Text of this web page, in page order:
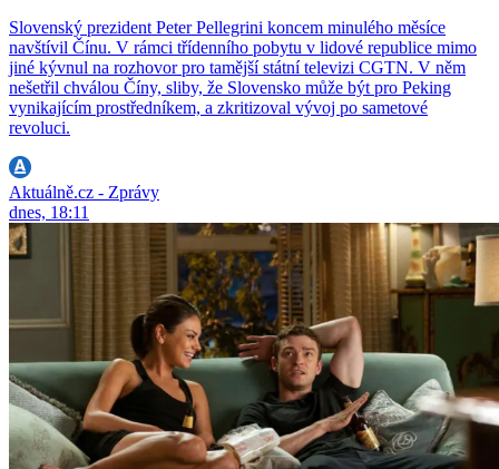
Slovenský prezident Peter Pellegrini koncem minulého měsíce
navštívil Čínu. V rámci třídenního pobytu v lidové republice mimo
jiné kývnul na rozhovor pro tamější státní televizi CGTN. V něm
nešetřil chválou Číny, sliby, že Slovensko může být pro Peking
vynikajícím prostředníkem, a zkritizoval vývoj po sametové
revoluci.
Aktuálně.cz - Zprávy
dnes, 18:11